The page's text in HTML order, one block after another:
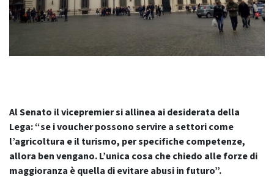
Al Senato il vicepremier si allinea ai desiderata della
Lega: “se i voucher possono servire a settori come
l’agricoltura e il turismo, per specifiche competenze,
allora ben vengano. L’unica cosa che chiedo alle forze di
maggioranza è quella di evitare abusi in futuro”.